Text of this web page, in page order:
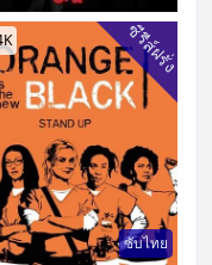
ซีรีส์ฝรั่ง
ซับไทย